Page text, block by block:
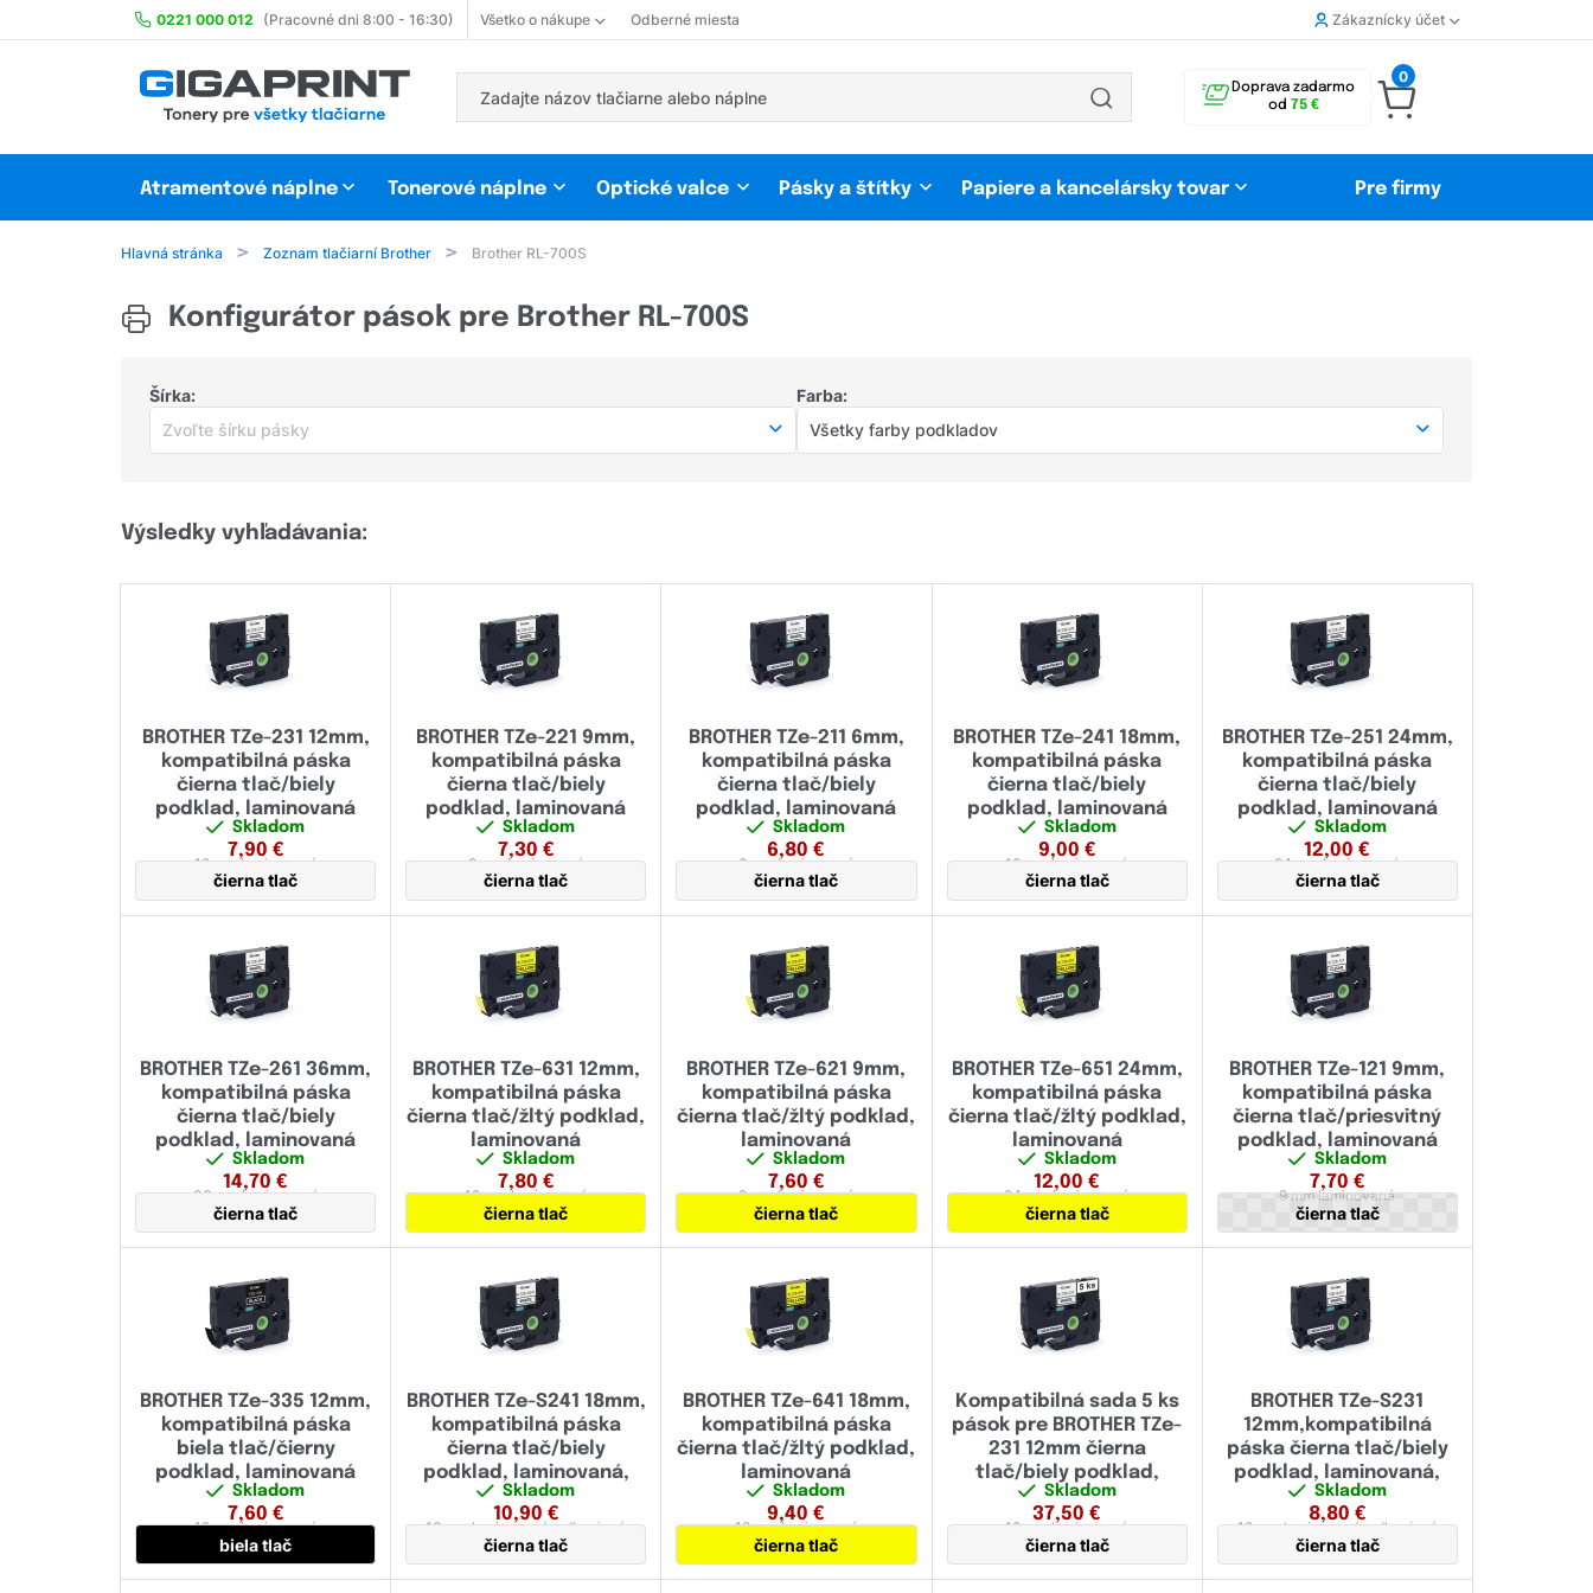
0221 000 012 (Pracovné dni 8:00 - 16:30) Všetko o nákupe Odberné miesta Zákaznícky účet
Doprava zadarmo
od 75 €
0
Atramentové náplne Tonerové náplne Optické valce Pásky a štítky Papiere a kancelársky tovar Pre firmy
Hlavná stránka Zoznam tlačiarní Brother Brother RL-700S
Konfigurátor pások pre Brother RL-700S
Šírka:
Zvoľte šírku pásky
šírka 6 mm (21)
šírka 12 mm(83)
šírka 16 mm(1)
šírka 24 mm(41)
šírka 36 mm(19)
šírka 38 mm(1)
Farba:
Všetky farby podkladov
modrá(18)
strieborná
šedá
transparentná(39)
ružová (3)
oranžová
zlatá(3)
zlatá(1)
vínovo červená (1)
fialovomodrá
Výsledky vyhľadávania:
BROTHER TZe-231 12mm,
kompatibilná páska
čierna tlač/biely
podklad, laminovaná
Skladom
7,90 €
12 mmlaminovaná
čierna tlač
BROTHER TZe-221 9mm,
kompatibilná páska
čierna tlač/biely
podklad, laminovaná
Skladom
7,30 €
9 mmlaminovaná
čierna tlač
BROTHER TZe-211 6mm,
kompatibilná páska
čierna tlač/biely
podklad, laminovaná
Skladom
6,80 €
6 mmlaminovaná
čierna tlač
BROTHER TZe-241 18mm,
kompatibilná páska
čierna tlač/biely
podklad, laminovaná
Skladom
9,00 €
18 mmlaminovaná
čierna tlač
BROTHER TZe-251 24mm,
kompatibilná páska
čierna tlač/biely
podklad, laminovaná
Skladom
12,00 €
24 mmlaminovaná
čierna tlač
BROTHER TZe-261 36mm,
kompatibilná páska
čierna tlač/biely
podklad, laminovaná
Skladom
14,70 €
36 mmlaminovaná
čierna tlač
BROTHER TZe-631 12mm,
kompatibilná páska
čierna tlač/žltý podklad,
laminovaná
Skladom
7,80 €
12 mmlaminovaná
čierna tlač
BROTHER TZe-621 9mm,
kompatibilná páska
čierna tlač/žltý podklad,
laminovaná
Skladom
7,60 €
9 mmlaminovaná
čierna tlač
BROTHER TZe-651 24mm,
kompatibilná páska
čierna tlač/žltý podklad,
laminovaná
Skladom
12,00 €
24 mmlaminovaná
čierna tlač
BROTHER TZe-121 9mm,
kompatibilná páska
čierna tlač/priesvitný
podklad, laminovaná
Skladom
7,70 €
9 mmlaminovaná
čierna tlač
BROTHER TZe-335 12mm,
kompatibilná páska
biela tlač/čierny
podklad, laminovaná
Skladom
7,60 €
12 mmlaminovaná
biela tlač
BROTHER TZe-S241 18mm,
kompatibilná páska
čierna tlač/biely
podklad, laminovaná,
extrémne adhézny
Skladom
10,90 €
18 mmlaminovaná,adhezivná
čierna tlač
BROTHER TZe-641 18mm,
kompatibilná páska
čierna tlač/žltý podklad,
laminovaná
Skladom
9,40 €
18 mmlaminovaná
čierna tlač
Kompatibilná sada 5 ks
pások pre BROTHER TZe-
231 12mm čierna
tlač/biely podklad,
laminovaná
Skladom
37,50 €
12 mmlaminovaná
čierna tlač
BROTHER TZe-S231
12mm,kompatibilná
páska čierna tlač/biely
podklad, laminovaná,
extrémne adhézny
Skladom
8,80 €
12 mmlaminovaná,adhezivná
čierna tlač